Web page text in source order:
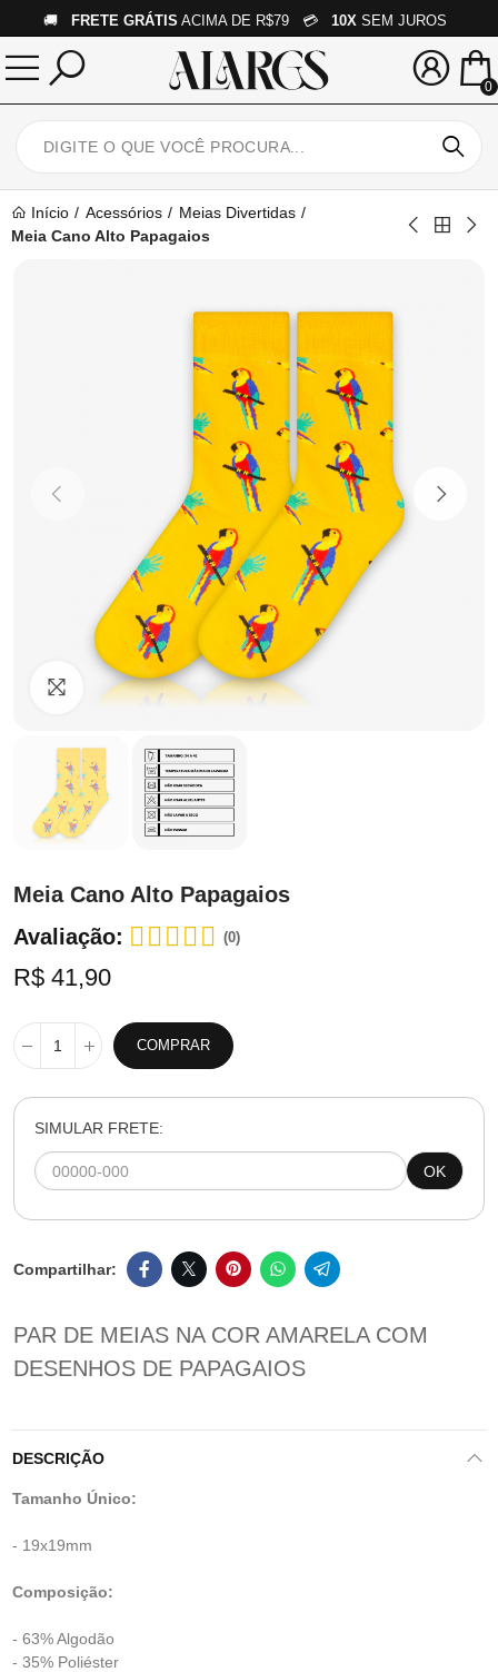
🚚 FRETE GRÁTIS ACIMA DE R$79 💳 10X SEM JUROS
0
Início Acessórios
Meias Divertidas
Meia Cano Alto Papagaios
Clique para ampliar
Meia Cano Alto Papagaios
Avaliação:
(0)
R$ 41,90
COMPRAR
SIMULAR FRETE:
OK
PAR DE MEIAS NA COR AMARELA COM
DESENHOS DE PAPAGAIOS
DESCRIÇÃO
Tamanho Único:
- 19x19mm
Composição:
- 63% Algodão
- 35% Poliéster